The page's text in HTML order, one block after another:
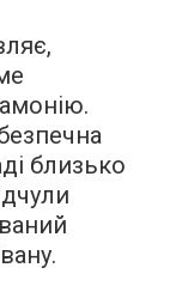
близько